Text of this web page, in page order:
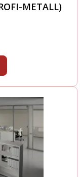
METALL)